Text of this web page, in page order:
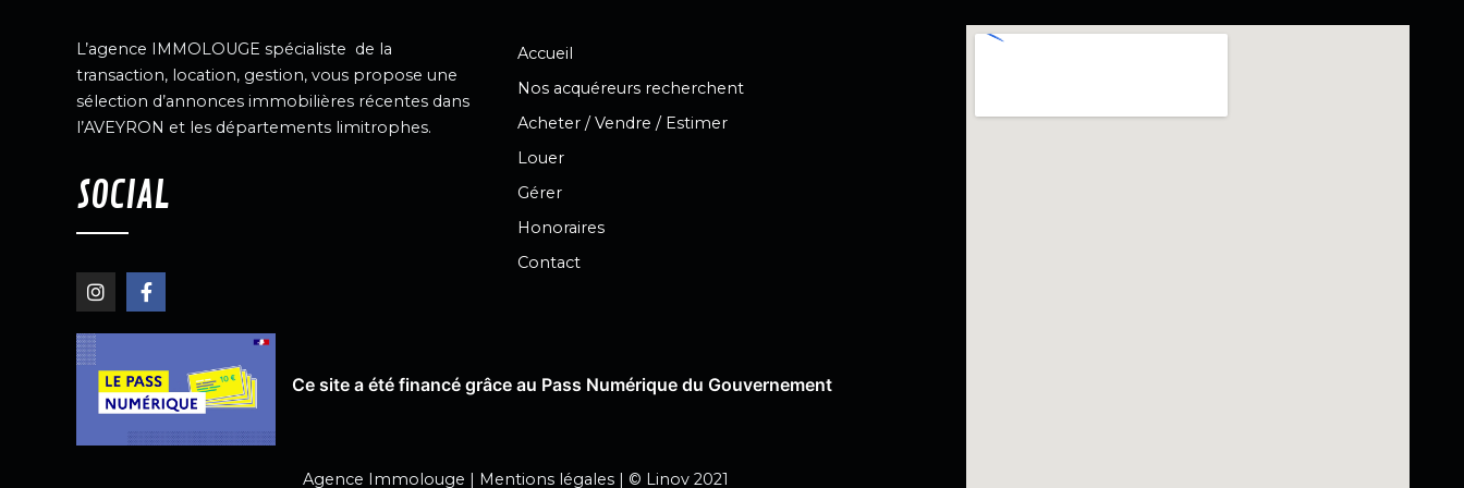
L’agence IMMOLOUGE spécialiste de la
transaction, location, gestion, vous propose une
sélection d’annonces immobilières récentes dans
l’AVEYRON et les départements limitrophes.
SOCIAL
Accueil
Nos acquéreurs recherchent
Acheter / Vendre / Estimer
Louer
Gérer
Honoraires
Contact
Ce site a été financé grâce au Pass Numérique du Gouvernement
Agence Immolouge | Mentions légales| © Linov2021